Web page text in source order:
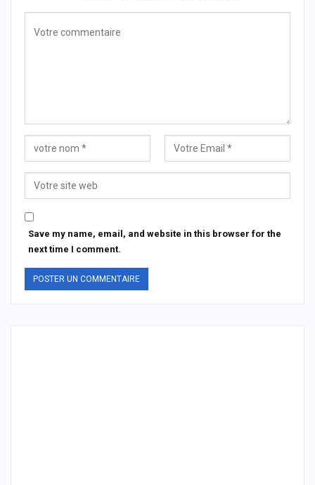
Save my name, email, and website in this browser for the
next time I comment.